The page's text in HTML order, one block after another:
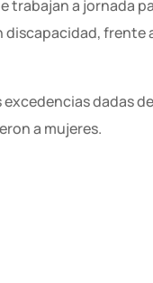
trabajan a jornada
frente
excedencias dadas
a mujeres.